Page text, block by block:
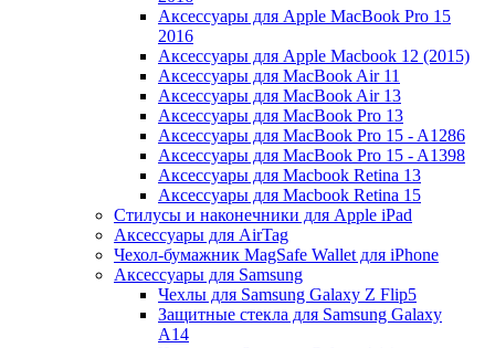
Аксессуары для Apple MacBook Pro 15
2016
Аксессуары для Apple Macbook 12 (2015)
Аксессуары для MacBook Air 11
Аксессуары для MacBook Air 13
Аксессуары для MacBook Pro 13
Аксессуары для MacBook Pro 15 - A1286
Аксессуары для MacBook Pro 15 - A1398
Аксессуары для Macbook Retina 13
Аксессуары для Macbook Retina 15
Стилусы и наконечники для Apple iPad
Аксессуары для AirTag
Чехол-бумажник MagSafe Wallet для iPhone
Аксессуары для Samsung
Чехлы для Samsung Galaxy Z Flip5
Защитные стекла для Samsung Galaxy
A14